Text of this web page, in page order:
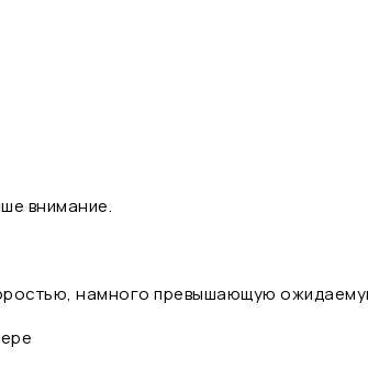
внимание.
намного превышающую